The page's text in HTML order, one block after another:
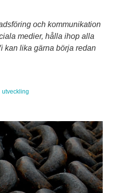
och kommunikation
medier, hålla ihop alla
kan lika gärna börja redan
utveckling